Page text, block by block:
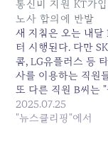
통신비 지원 KT가
노사 합의에 반발
새 지침은 오는 내달
터 시행된다. 다만
콤, LG유플러스 등
사를 이용하는 직원
또 다른 직원 B씨는
만 원 수준의 지원인
저도 KT 가입자로 한
2025.07.25
"뉴스클리핑"에서